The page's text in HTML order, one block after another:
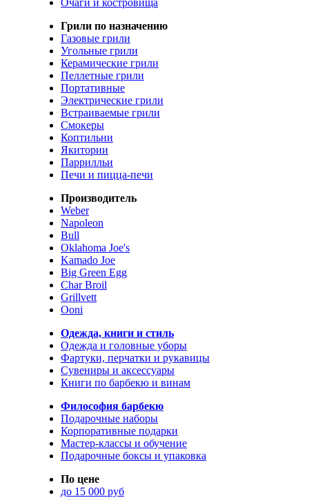
Очаги и костровища
Грили по назначению
Газовые грили
Угольные грили
Керамические грили
Пеллетные грили
Портативные
Электрические грили
Встраиваемые грили
Смокеры
Коптильни
Якитории
Паррилльи
Печи и пицца-печи
Производитель
Weber
Napoleon
Bull
Oklahoma Joe's
Kamado Joe
Big Green Egg
Char Broil
Grillvett
Ooni
Одежда, книги и стиль
Одежда и головные уборы
Фартуки, перчатки и рукавицы
Сувениры и аксессуары
Книги по барбекю и винам
Философия барбекю
Подарочные наборы
Корпоративные подарки
Мастер-классы и обучение
Подарочные боксы и упаковка
По цене
до 15 000 руб